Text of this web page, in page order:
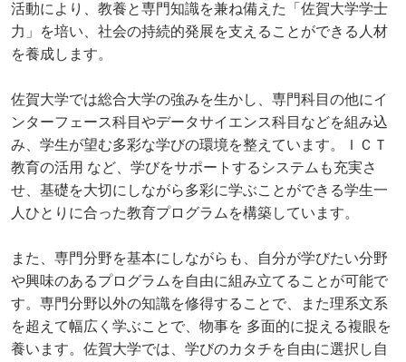
活動により、教養と専門知識を兼ね備えた「佐賀大学学士
力」を培い、社会の持続的発展を支えることができる人材
を養成します。
佐賀大学では総合大学の強みを生かし、専門科目の他にイ
ンターフェース科目やデータサイエンス科目などを組み込
み、学生が望む多彩な学びの環境を整えています。ＩＣＴ
教育の活用 など、学びをサポートするシステムも充実さ
せ、基礎を大切にしながら多彩に学ぶことができる学生一
人ひとりに合った教育プログラムを構築しています。
また、専門分野を基本にしながらも、自分が学びたい分野
や興味のあるプログラムを自由に組み立てることが可能で
す。専門分野以外の知識を修得することで、また理系文系
を超えて幅広く学ぶことで、物事を 多面的に捉える複眼を
養います。佐賀大学では、学びのカタチを自由に選択し自